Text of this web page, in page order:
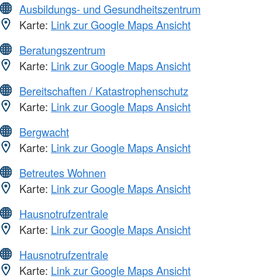
Ausbildungs- und Gesundheitszentrum
Karte: Link zur Google Maps Ansicht
Beratungszentrum
Karte: Link zur Google Maps Ansicht
Bereitschaften / Katastrophenschutz
Karte: Link zur Google Maps Ansicht
Bergwacht
Karte: Link zur Google Maps Ansicht
Betreutes Wohnen
Karte: Link zur Google Maps Ansicht
Hausnotrufzentrale
Karte: Link zur Google Maps Ansicht
Hausnotrufzentrale
Karte: Link zur Google Maps Ansicht